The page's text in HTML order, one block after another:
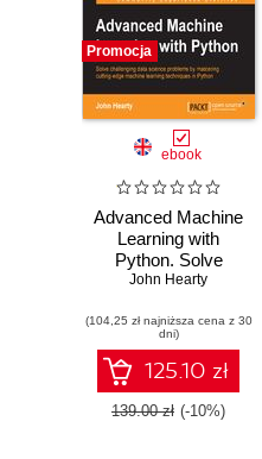
Promocja
ebook
Advanced Machine
Learning with
Python. Solve
challenging data
by mastering
cutting-edge
machine learning
techniques in
Python
John Hearty
(104,25 zł najniższa cena z 30
dni)
125.10 zł
139.00 zł (-10%)